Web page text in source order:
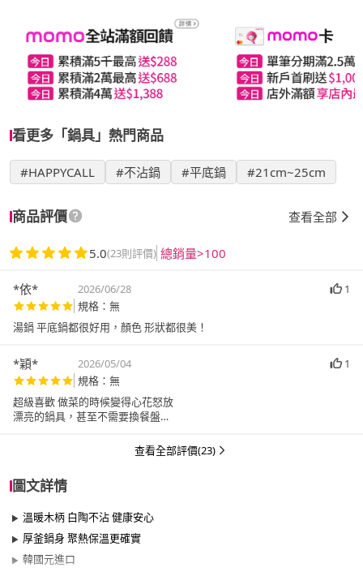
看更多「鍋具」熱門商品
#HAPPYCALL #不沾鍋 #平底鍋 #21cm~25cm
商品評價 查看全部
5.0(23則評價) 總銷量>100
*依* 2026/06/28
1
規格：無
湯鍋 平底鍋都很好用，顏色 形狀都很美！
*穎* 2026/05/04
1
規格：無
超級喜歡 做菜的時候變得心花怒放
漂亮的鍋具，甚至不需要換餐盤
查看全部評價(23)
圖文詳情
溫暖木柄 白陶不沾 健康安心
厚釜鍋身 聚熱保溫更確實
韓國元進口